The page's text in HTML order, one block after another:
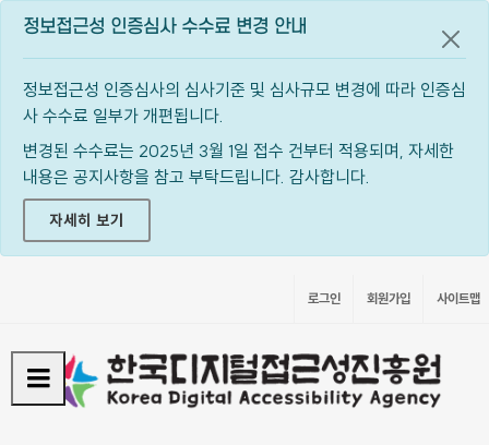
정보접근성 인증심사 수수료 변경 안내
정보접근성 인증심사의 심사기준 및 심사규모 변경에 따라 인증심
사 수수료 일부가 개편됩니다.
변경된 수수료는 2025년 3월 1일 접수 건부터 적용되며, 자세한
내용은 공지사항을 참고 부탁드립니다. 감사합니다.
자세히 보기
공지
로그인 회원가입 사이트맵